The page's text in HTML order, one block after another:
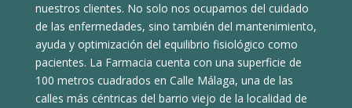
nuestros clientes. No solo nos ocupamos del cuidado
de las enfermedades, sino también del mantenimiento,
ayuda y optimización del equilibrio fisiológico como
pacientes. La Farmacia cuenta con una superficie de
100 metros cuadrados en Calle Málaga, una de las
calles más céntricas del barrio viejo de la localidad de